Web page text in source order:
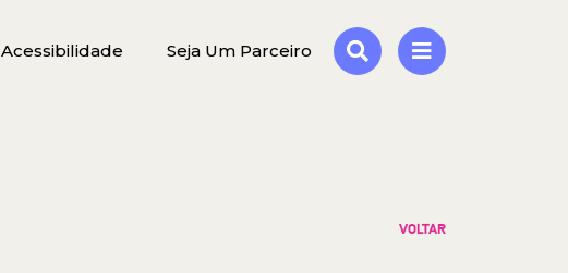
Acessibilidade Seja Um Parceiro
VOLTAR